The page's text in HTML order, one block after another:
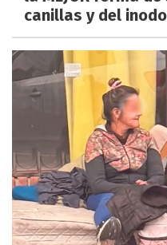
canillas y del